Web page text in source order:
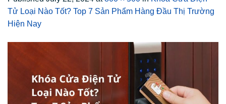
Tử Loại Nào Tốt? Top 7 Sản Phẩm Hàng Đầu Thị Trường
Hiện Nay